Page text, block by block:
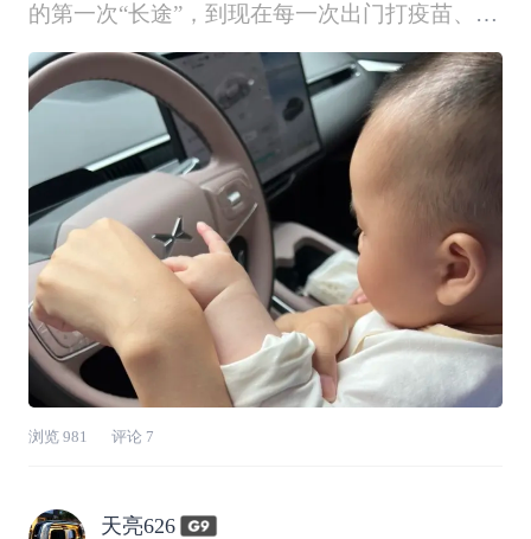
的第一次“长途”，到现在每一次出门打疫苗、做
儿保、兜风晒太阳，这台小鹏MONA，早已成
了他生活里离不开的一部分。车里的每一处细
节，都藏着我为他打造的安全感：反向安装的安
全座椅稳稳卡在后排。车窗遮阳、车门儿童锁、
车窗防
浏览 981 评论 7
天亮626